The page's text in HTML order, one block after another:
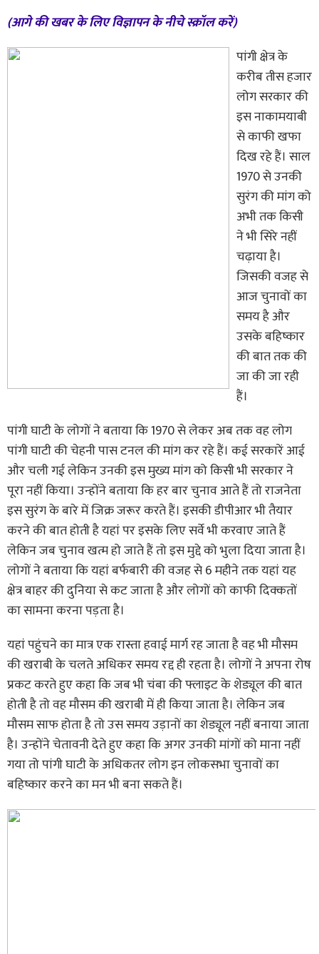
(आगे की खबर के लिए विज्ञापन के नीचे स्क्रॉल करें)
पांगी क्षेत्र के
करीब तीस हजार
लोग सरकार की
इस नाकामयाबी
से काफी खफा
दिख रहे हैं। साल
1970 से उनकी
सुरंग की मांग को
अभी तक किसी
ने भी सिरे नहीं
चढ़ाया है।
जिसकी वजह से
आज चुनावों का
समय है और
उसके बहिष्कार
की बात तक की
जा की जा रही
हैं।
पांगी घाटी के लोगों ने बताया कि 1970 से लेकर अब तक वह लोग
पांगी घाटी की चेहनी पास टनल की मांग कर रहे हैं। कई सरकारें आई
और चली गई लेकिन उनकी इस मुख्य मांग को किसी भी सरकार ने
पूरा नहीं किया। उन्होंने बताया कि हर बार चुनाव आते हैं तो राजनेता
इस सुरंग के बारे में जिक्र जरूर करते हैं। इसकी डीपीआर भी तैयार
करने की बात होती है यहां पर इसके लिए सर्वे भी करवाए जाते हैं
लेकिन जब चुनाव खत्म हो जाते हैं तो इस मुद्दे को भुला दिया जाता है।
लोगों ने बताया कि यहां बर्फबारी की वजह से 6 महीने तक यहां यह
क्षेत्र बाहर की दुनिया से कट जाता है और लोगों को काफी दिक्कतों
का सामना करना पड़ता है।
यहां पहुंचने का मात्र एक रास्ता हवाई मार्ग रह जाता है वह भी मौसम
की खराबी के चलते अधिकर समय रद्द ही रहता है। लोगों ने अपना रोष
प्रकट करते हुए कहा कि जब भी चंबा की फ्लाइट के शेड्यूल की बात
होती है तो वह मौसम की खराबी में ही किया जाता है। लेकिन जब
मौसम साफ होता है तो उस समय उड़ानों का शेड्यूल नहीं बनाया जाता
है। उन्होंने चेतावनी देते हुए कहा कि अगर उनकी मांगों को माना नहीं
गया तो पांगी घाटी के अधिकतर लोग इन लोकसभा चुनावों का
बहिष्कार करने का मन भी बना सकते हैं।